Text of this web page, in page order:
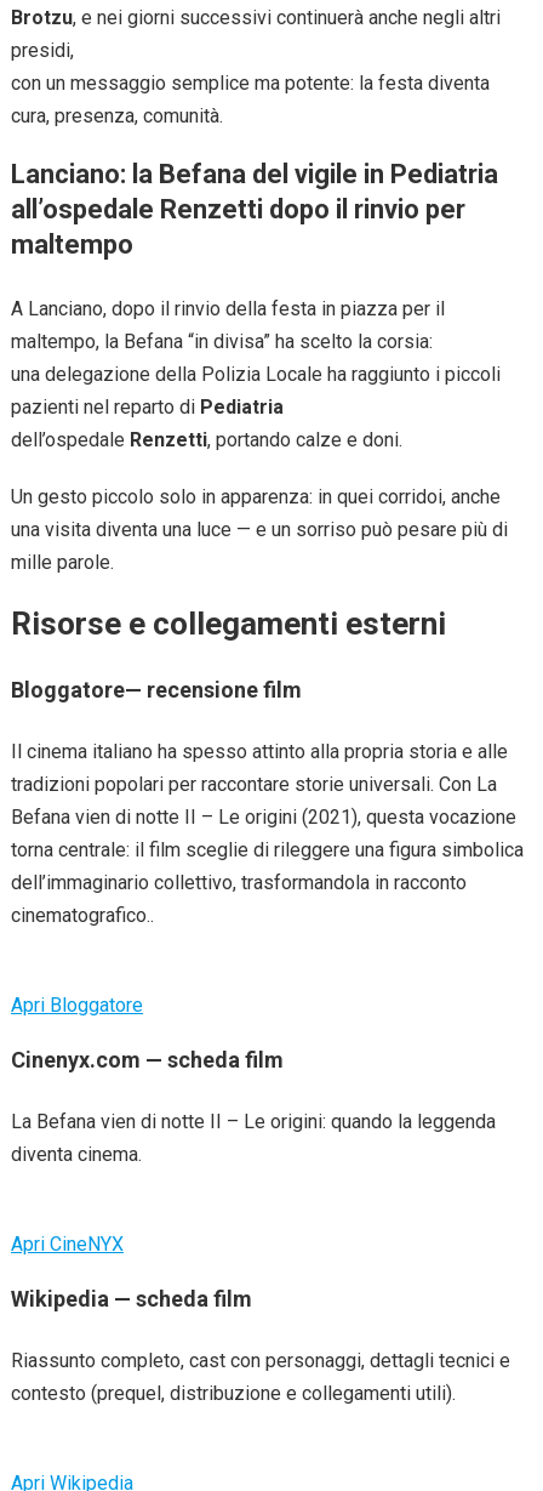
Brotzu, e nei giorni successivi continuerà anche negli altri
presidi,
con un messaggio semplice ma potente: la festa diventa
cura, presenza, comunità.
Lanciano: la Befana del vigile in Pediatria
all’ospedale Renzetti dopo il rinvio per
maltempo
A Lanciano, dopo il rinvio della festa in piazza per il
maltempo, la Befana “in divisa” ha scelto la corsia:
una delegazione della Polizia Locale ha raggiunto i piccoli
pazienti nel reparto di Pediatria
dell’ospedale Renzetti, portando calze e doni.
Un gesto piccolo solo in apparenza: in quei corridoi, anche
una visita diventa una luce — e un sorriso può pesare più di
mille parole.
Risorse e collegamenti esterni
Bloggatore— recensione film
Il cinema italiano ha spesso attinto alla propria storia e alle
tradizioni popolari per raccontare storie universali. Con La
Befana vien di notte II – Le origini (2021), questa vocazione
torna centrale: il film sceglie di rileggere una figura simbolica
dell’immaginario collettivo, trasformandola in racconto
cinematografico..
Apri Bloggatore
Cinenyx.com — scheda film
La Befana vien di notte II – Le origini: quando la leggenda
diventa cinema.
Apri CineNYX
Wikipedia — scheda film
Riassunto completo, cast con personaggi, dettagli tecnici e
contesto (prequel, distribuzione e collegamenti utili).
Apri Wikipedia